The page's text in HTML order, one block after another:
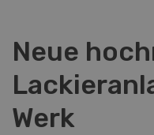
Neue
Werk